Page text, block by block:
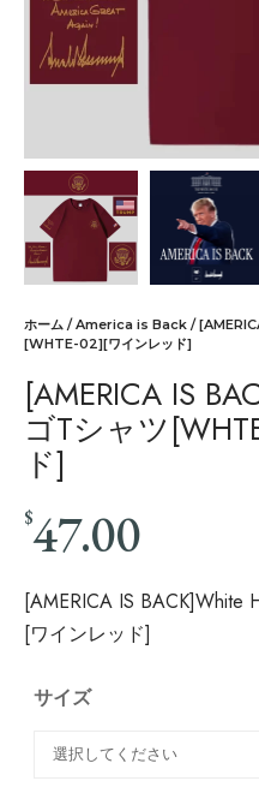
ホーム /America is Back /
[WHTE-02][ワインレッド]
[AMERICA IS
ゴTシャツ
ド]
$47.00
[AMERICA IS BACK]White
[ワインレッド]
サイズ